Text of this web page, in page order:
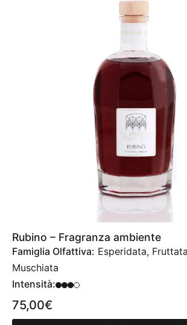
Rubino – Fragranza ambiente
Famiglia Olfattiva: Esperidata,
Muschiata
Intensità:
75,00€